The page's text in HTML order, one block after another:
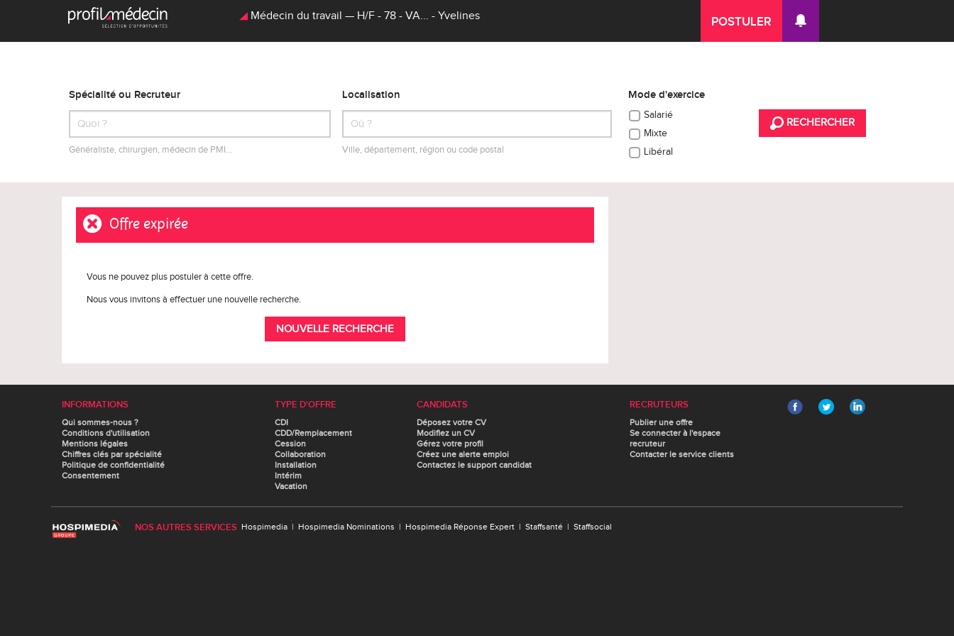
Médecin du travail — H/F - 78 - VA... - Yvelines POSTULER
Spécialité ou Recruteur
Généraliste, chirurgien, médecin de PMI…
Localisation
Ville, département, région ou code postal
Mode d'exercice
Salarié
Mixte
Libéral
RECHERCHER
Offre expirée
Vous ne pouvez plus postuler à cette offre.
Nous vous invitons à effectuer une nouvelle recherche.
NOUVELLE RECHERCHE
INFORMATIONS
Qui sommes-nous ?
Conditions d'utilisation
Mentions légales
Chiffres clés par spécialité
Politique de confidentialité
Consentement
TYPE D'OFFRE
CDI
CDD/Remplacement
Cession
Collaboration
Installation
Intérim
Vacation
CANDIDATS
Déposez votre CV
Modifiez un CV
Gérez votre profil
Créez une alerte emploi
Contactez le support candidat
RECRUTEURS
Publier une offre
Se connecter à l'espace
recruteur
Contacter le service clients
NOS AUTRES SERVICES Hospimedia | Hospimedia Nominations | Hospimedia Réponse Expert | Staffsanté | Staffsocial